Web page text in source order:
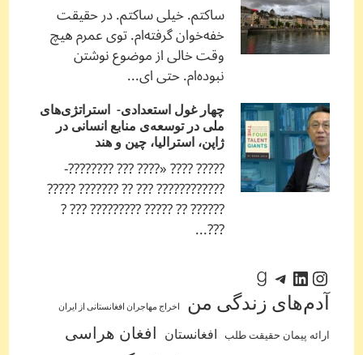
ساکتم. خیلی ساکتم. در حقیقت
خفه‌خوان گرفته‌ام. توی عمرم هیچ
وقت خالی از موضوع نوشتن
نبوده‌ام. حتی ای...
چهار غول استعدادی- استراتژی‌های
ملی در توسعه‌ی منابع انسانی در
ژاپن، استرالیا، چین و هند
????? ???? «???? ??? ????????-
???????????? ??? ?? ??????? ?????
?????? ?? ????? ????????? ??? ?
???...
اینستاگرم لینکداین تلگرام گودریدز
آدم‌‌های زندگی من اخراج مهاجران افغانستانی از ایران
ارائه پیمان حقیقت طلب افغانستان افغان هراسی